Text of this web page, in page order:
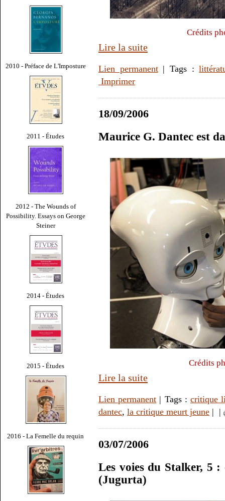
2010 - Préface de L'Imposture
2011 - Études
2012 - The Wounds of
Possibility. Essays on George
Steiner
2014 - Études
2015 - Études
2016 - La Femelle du requin
Crédits
Lire la suite
Lien permanent| Tags :
Imprimer
18/09/2006
Maurice G. Dantec est
Crédits
Lire la suite
Lien permanent | Tags : critique
dantec, la critique meurt jeune | |
03/07/2006
Les voies du Stalker, 5 :
(Jugurta)